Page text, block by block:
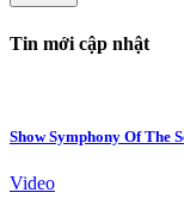
Tin mới cập nhật
Show Symphony Of The
Video